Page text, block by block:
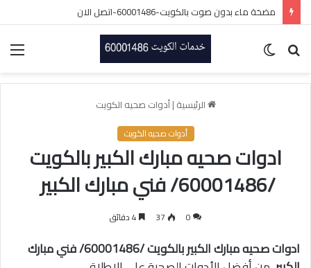
مضخة ماء بدون صوت بالكويت-60001486-اتصل الان
بحث
الرئيسية |أدوات صحيه الكويت
أدوات صحيه الكويت
ادوات صحيه مبارك الكبير بالكويت
/60001486/ فني مبارك الكبير
0
37
ادوات صحيه مبارك الكبير بالكويت /60001486/ فني مبارك